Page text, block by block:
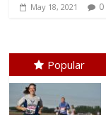
May 18, 2021 0
Popular